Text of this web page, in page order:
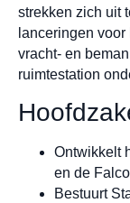
strekken zich uit
lanceringen
vracht- en
ruimtestation
Ontwikkelt
en de
Bestuurt